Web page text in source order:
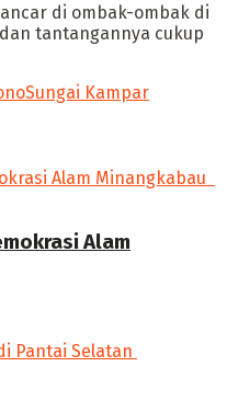
di ombak-ombak di
tantangannya cukup
Sungai Kampar
Alam